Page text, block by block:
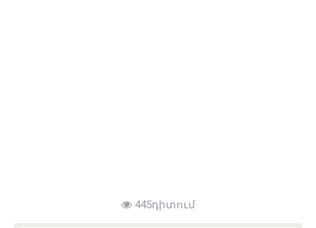
445դիտում